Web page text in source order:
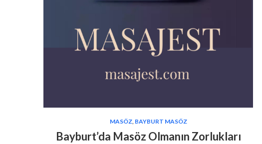
MASÖZ, BAYBURT MASÖZ
Bayburt’da Masöz Olmanın Zorlukları